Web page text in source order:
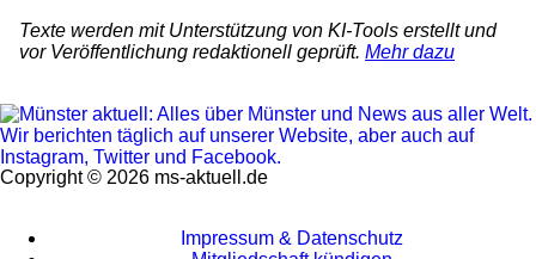
Texte werden mit Unterstützung von KI-Tools erstellt und
vor Veröffentlichung redaktionell geprüft. Mehr dazu
Copyright © 2026 ms-aktuell.de
Impressum & Datenschutz